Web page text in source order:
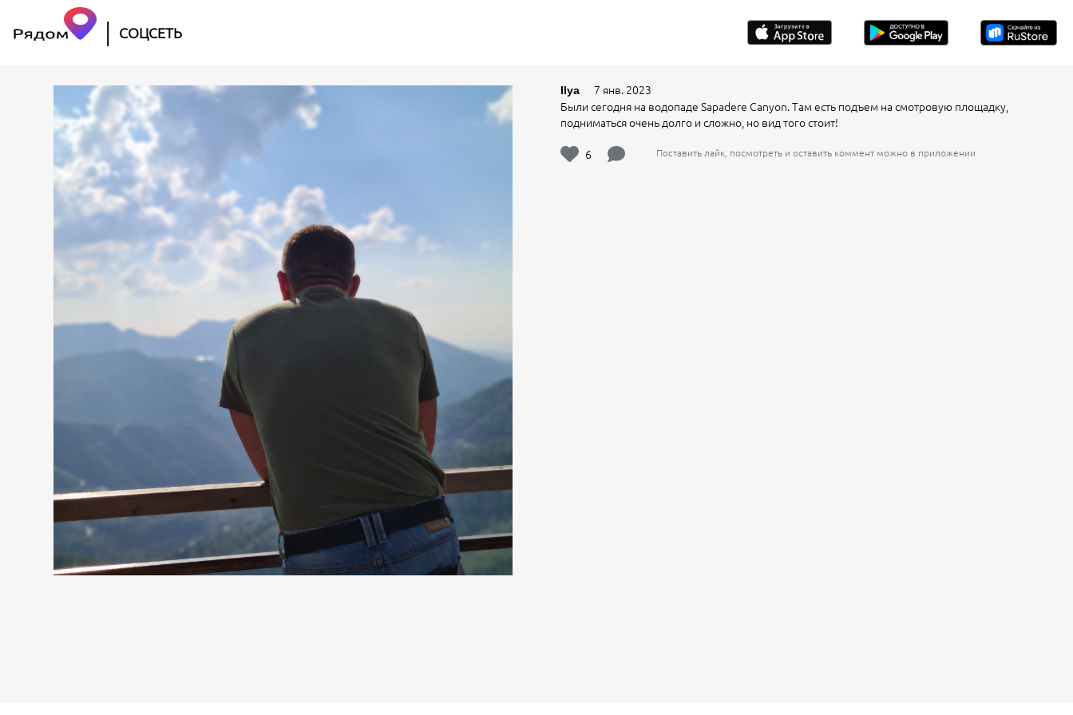
СОЦСЕТЬ
Ilya
7 янв. 2023
Были сегодня на водопаде Sapadere Canyon. Там есть подъем на смотровую площадку,
подниматься очень долго и сложно, но вид того стоит!
6
Поставить лайк, посмотреть и оставить коммент можно в приложении